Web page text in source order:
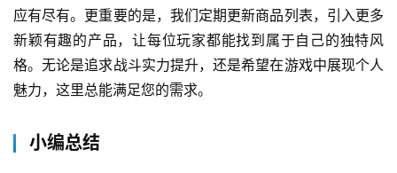
应有尽有。更重要的是，我们定期更新商品列表，引入更多
新颖有趣的产品，让每位玩家都能找到属于自己的独特风
格。无论是追求战斗实力提升，还是希望在游戏中展现个人
魅力，这里总能满足您的需求。
小编总结